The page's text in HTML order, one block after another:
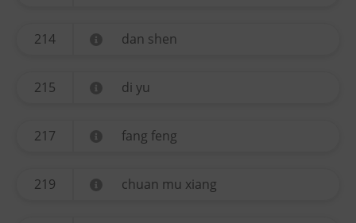
214 dan shen
215 di yu
217 fang feng
219 chuan mu xiang